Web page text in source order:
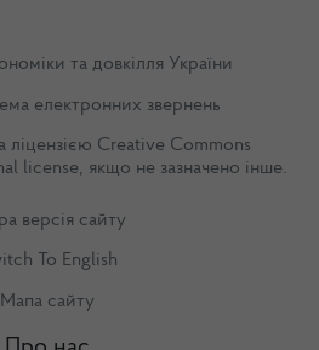
та довкілля України
електронних звернень
ліцензією Creative Commons
license, якщо не зазначено інше.
версія сайту
To English
Мапа сайту